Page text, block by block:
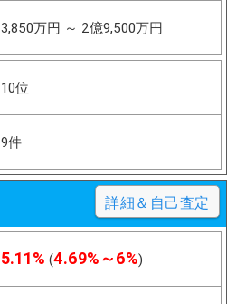
3,850万円 ～ 2億9,500万円
10位
9件
詳細＆自己査定
5.11% (4.69%～6%)